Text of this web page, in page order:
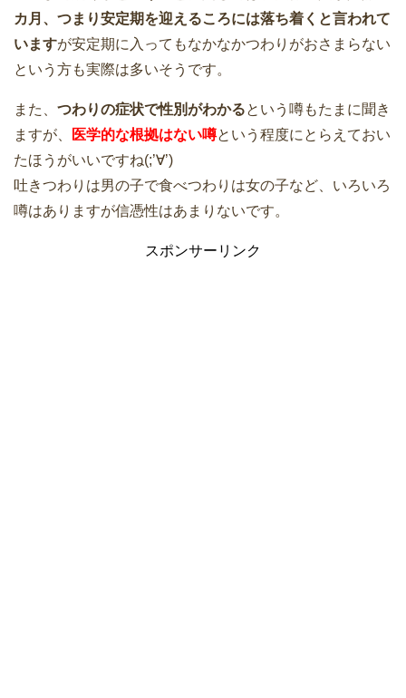
カ月、つまり安定期を迎えるころには落ち着くと言われて
いますが安定期に入ってもなかなかつわりがおさまらない
という方も実際は多いそうです。
また、 つわりの症状で性別がわかるという噂もたまに聞き
ますが、
医学的な根拠はない噂という程度にとらえておい
たほうがいいですね(;’∀’)
吐きつわりは男の子で食べつわりは女の子など、いろいろ
噂はありますが信憑性はあまりないです。
スポンサーリンク